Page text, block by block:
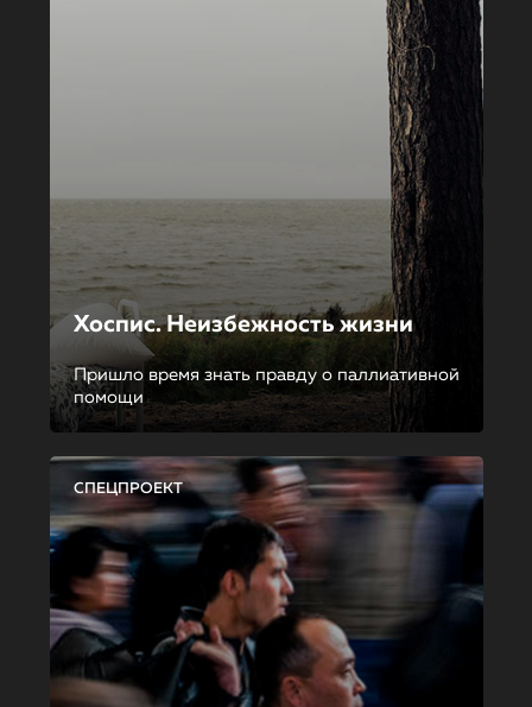
Хоспис. Неизбежность жизни
Пришло время знать правду о паллиативной
помощи
СПЕЦПРОЕКТ